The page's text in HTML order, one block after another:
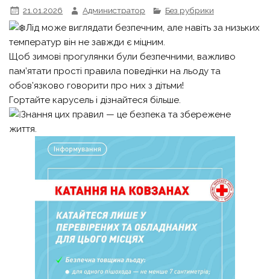
21.01.2026 Администратор Без рубрики
Лід може виглядати безпечним, але навіть за низьких
температур він не завжди є міцним.
Щоб зимові прогулянки були безпечними, важливо
пам’ятати прості правила поведінки на льоду та
обов’язково говорити про них з дітьми!
Гортайте карусель і дізнайтеся більше.
Знання цих правил — це безпека та збережене
життя.